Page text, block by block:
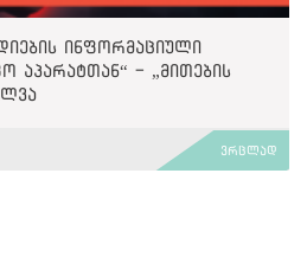
ინფორმაციული
აპარატთან“ - „მითების
ვრცლად